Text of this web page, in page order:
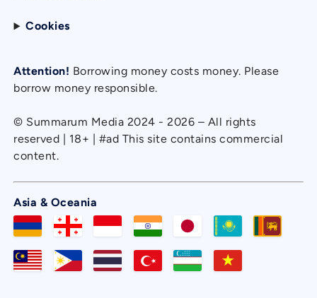
Cookies
Attention! Borrowing money costs money. Please
borrow money responsible.
© Summarum Media 2024 - 2026 – All rights
reserved | 18+ | #ad This site contains commercial
content.
Asia & Oceania